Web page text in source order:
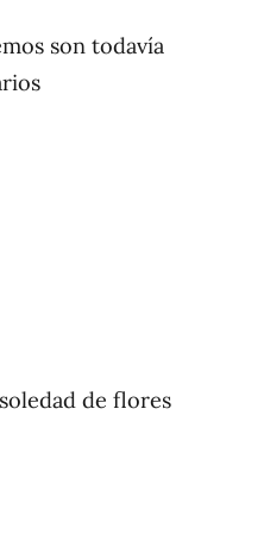
son todavía
de flores